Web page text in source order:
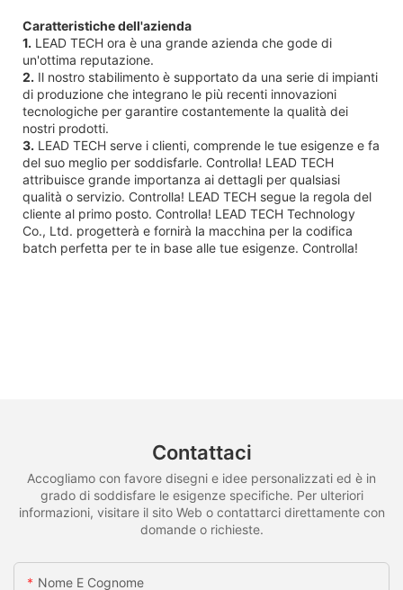
Caratteristiche dell'azienda
1. LEAD TECH ora è una grande azienda che gode di
un'ottima reputazione.
2. Il nostro stabilimento è supportato da una serie di impianti
di produzione che integrano le più recenti innovazioni
tecnologiche per garantire costantemente la qualità dei
nostri prodotti.
3. LEAD TECH serve i clienti, comprende le tue esigenze e fa
del suo meglio per soddisfarle. Controlla! LEAD TECH
attribuisce grande importanza ai dettagli per qualsiasi
qualità o servizio. Controlla! LEAD TECH segue la regola del
cliente al primo posto. Controlla! LEAD TECH Technology
Co., Ltd. progetterà e fornirà la macchina per la codifica
batch perfetta per te in base alle tue esigenze. Controlla!
Contattaci
Accogliamo con favore disegni e idee personalizzati ed è in
grado di soddisfare le esigenze specifiche. Per ulteriori
informazioni, visitare il sito Web o contattarci direttamente con
domande o richieste.
Nome E Cognome